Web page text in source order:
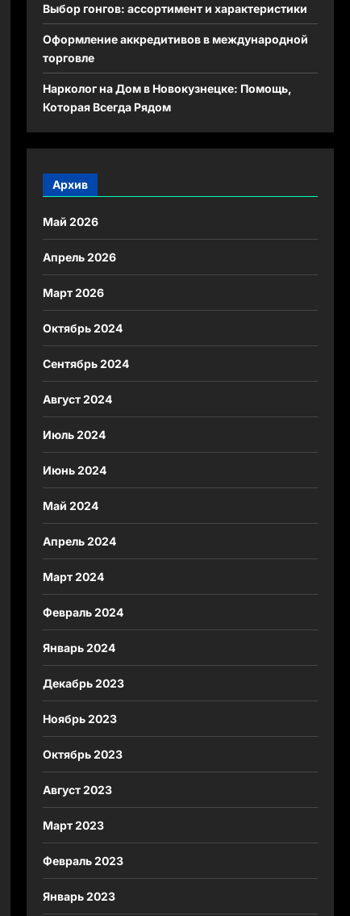
Выбор гонгов: ассортимент и характеристики
Оформление аккредитивов в международной
торговле
Нарколог на Дом в Новокузнецке: Помощь,
Которая Всегда Рядом
Архив
Май 2026
Апрель 2026
Март 2026
Октябрь 2024
Сентябрь 2024
Август 2024
Июль 2024
Июнь 2024
Май 2024
Апрель 2024
Март 2024
Февраль 2024
Январь 2024
Декабрь 2023
Ноябрь 2023
Октябрь 2023
Август 2023
Март 2023
Февраль 2023
Январь 2023